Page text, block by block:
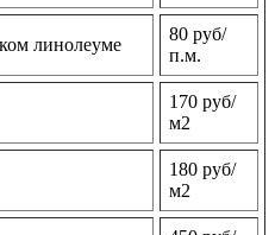
линолеуме
80 руб/
п.м.
170 руб/
м2
180 руб/
м2